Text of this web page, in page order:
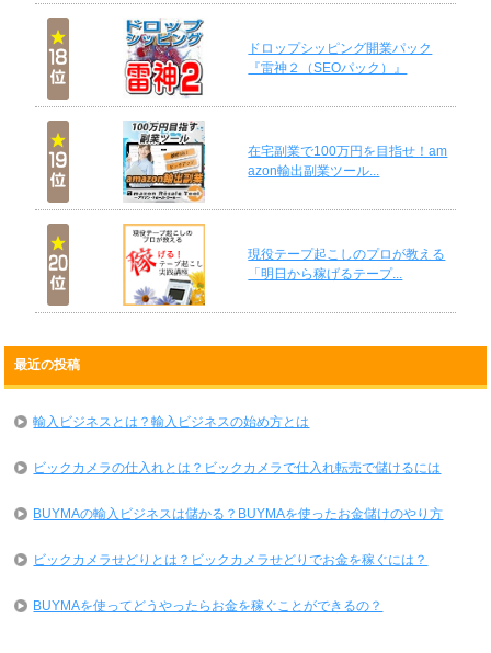
ドロップシッピング開業パック
『雷神２（SEOパック）』
在宅副業で100万円を目指せ！am
azon輸出副業ツール...
現役テープ起こしのプロが教える
「明日から稼げるテープ...
最近の投稿
輸入ビジネスとは？輸入ビジネスの始め方とは
ビックカメラの仕入れとは？ビックカメラで仕入れ転売で儲けるには
BUYMAの輸入ビジネスは儲かる？BUYMAを使ったお金儲けのやり方
ビックカメラせどりとは？ビックカメラせどりでお金を稼ぐには？
BUYMAを使ってどうやったらお金を稼ぐことができるの？